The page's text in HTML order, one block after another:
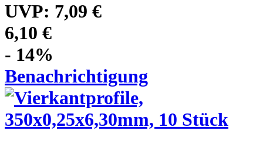
UVP: 7,09 €
6,10 €
- 14%
Benachrichtigung